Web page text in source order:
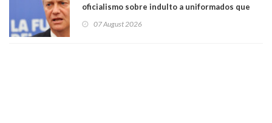
oficialismo sobre indulto a uniformados que
07 August 2026